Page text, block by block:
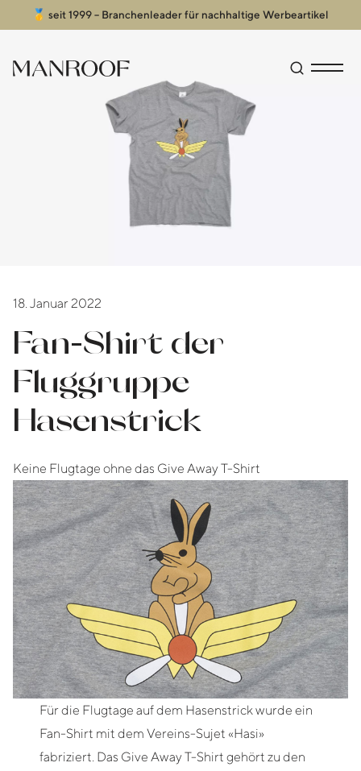
🥇 seit 1999 – Branchenleader für nachhaltige Werbeartikel
Header
Manroof GmbH Suche
18. Januar 2022
Fan-Shirt der
Fluggruppe
Hasenstrick
Keine Flugtage ohne das Give Away T-Shirt
Für die Flugtage auf dem Hasenstrick wurde ein
Fan-Shirt mit dem Vereins-Sujet «Hasi»
fabriziert. Das Give Away T-Shirt gehört zu den